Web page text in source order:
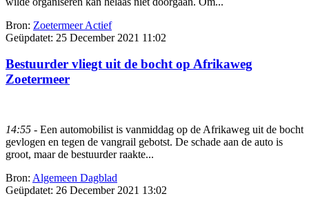
Bron: Zoetermeer Actief
Geüpdatet: 25 December 2021 11:02
Bestuurder vliegt uit de bocht op Afrikaweg
Zoetermeer
14:55 - Een automobilist is vanmiddag op de Afrikaweg uit de bocht
gevlogen en tegen de vangrail gebotst. De schade aan de auto is
groot, maar de bestuurder raakte...
Bron: Algemeen Dagblad
Geüpdatet: 26 December 2021 13:02